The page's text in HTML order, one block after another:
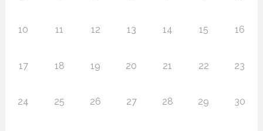
10 11 12 13 14 15 16
17 18 19 20 21 22 23
24 25 26 27 28 29 30